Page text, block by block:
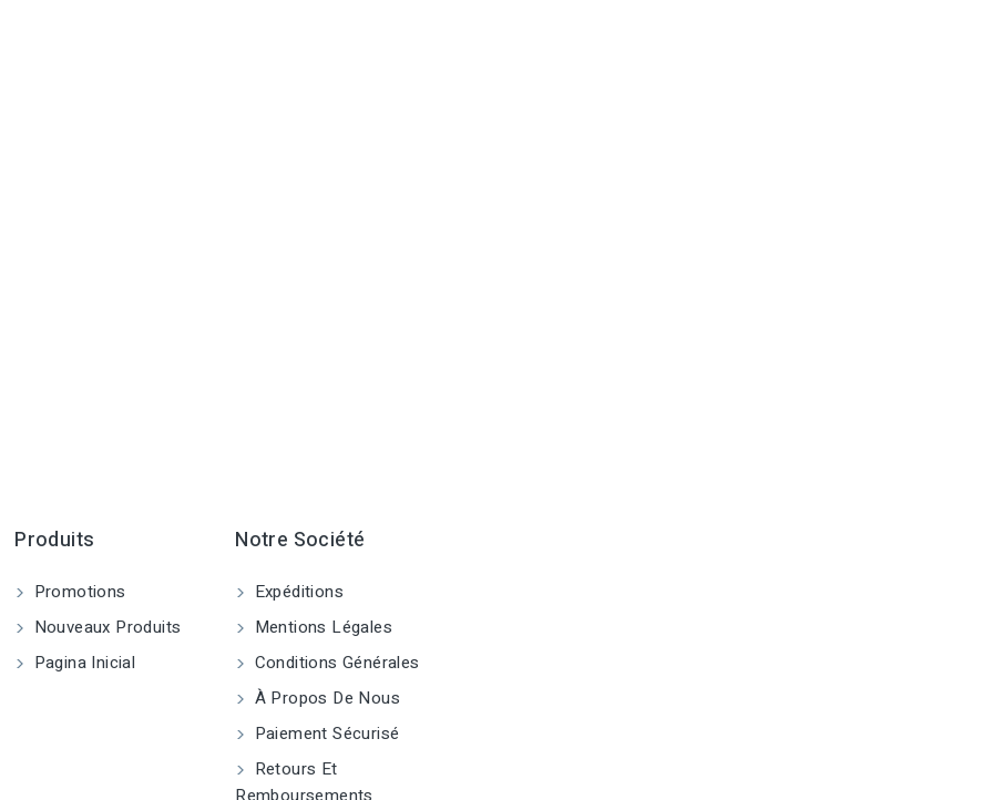
Produits
Promotions
Nouveaux Produits
Pagina Inicial
Notre Société
Expéditions
Mentions Légales
Conditions Générales
À Propos De Nous
Paiement Sécurisé
Retours Et